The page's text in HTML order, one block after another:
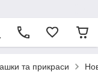
та прикраси